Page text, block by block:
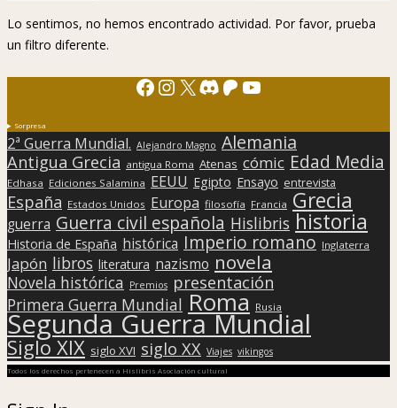
Lo sentimos, no hemos encontrado actividad. Por favor, prueba
un filtro diferente.
Facebook
Instagram
X Discord
Patreon
YouTube
Sorpresa
2ª Guerra Mundial. Alejandro Magno Alemania
Antigua Grecia antigua Roma Atenas cómic Edad Media
Edhasa Ediciones Salamina EEUU Egipto Ensayo entrevista
España Estados Unidos Europa filosofía Francia Grecia
guerra Guerra civil española Hislibris historia
Historia de España histórica Imperio romano Inglaterra
Japón libros literatura nazismo novela
Novela histórica Premios presentación
Primera Guerra Mundial Roma Rusia
Segunda Guerra Mundial
Siglo XIX siglo XVI siglo XX Viajes vikingos
Todos los derechos pertenecen a Hislibris Asociación cultural